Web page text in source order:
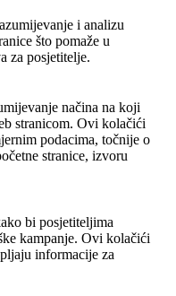
i analizu
što pomaže u
za posjetitelje.
načina na koji
stranicom. Ovi kolačići
podacima, točnije o
stranice, izvoru
bi posjetiteljima
kampanje. Ovi kolačići
informacije za